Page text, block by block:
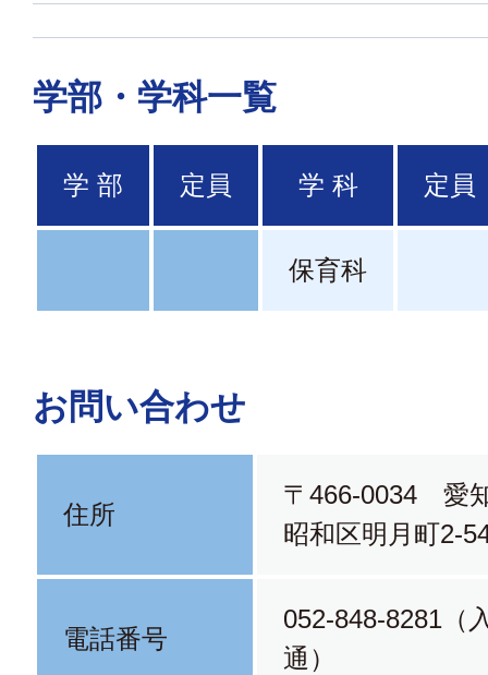
学部・学科一覧
学 部 定員 学 科 定員
保育科
お問い合わせ
住所
〒466-0034 愛
昭和区明月町2-
電話番号
052-848-8281（
通）